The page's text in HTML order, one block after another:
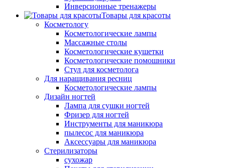
Инверсионные тренажеры
Товары для красоты
Косметологу
Косметологические лампы
Массажные столы
Косметологические кушетки
Косметологические помошники
Стул для косметолога
Для наращивания ресниц
Косметологические лампы
Дизайн ногтей
Лампа для сушки ногтей
Фризер для ногтей
Инструменты для маникюра
пылесос для маникюра
Аксессуары для маникюра
Стерилизаторы
сухожар